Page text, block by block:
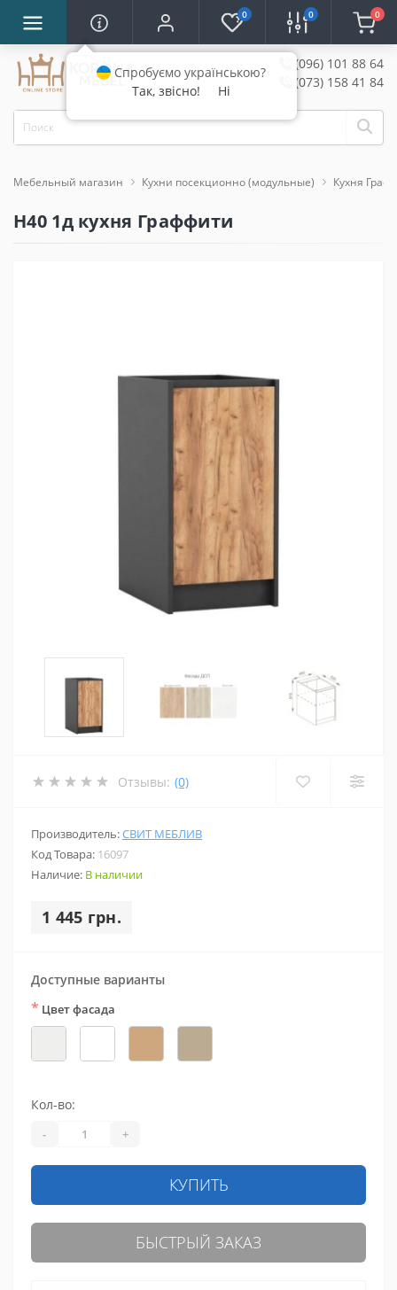
0 0 0
(096) 101 88 64
(073) 158 41 84
Мебельный магазин Кухни посекционно (модульные) Кухня
Н40 1д кухня Граффити
Отзывы: (0)
Производитель:СВИТ МЕБЛИВ
Код Товара: 16097
Наличие: В наличии
1 445 грн.
Доступные варианты
* Цвет фасада
Кол-во:
- +
КУПИТЬ
БЫСТРЫЙ ЗАКАЗ
Спробуємо українською?
Так, звісно!
Ні